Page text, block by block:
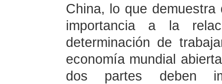
China, lo que
importancia a la
determinación de
economía mundial
dos partes deben